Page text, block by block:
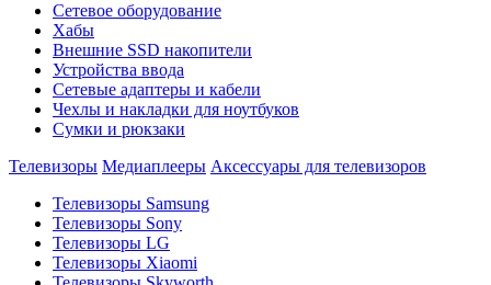
Сетевое оборудование
Хабы
Внешние SSD накопители
Устройства ввода
Сетевые адаптеры и кабели
Чехлы и накладки для ноутбуков
Сумки и рюкзаки
Телевизоры Медиаплееры Аксессуары для телевизоров
Телевизоры Samsung
Телевизоры Sony
Телевизоры LG
Телевизоры Xiaomi